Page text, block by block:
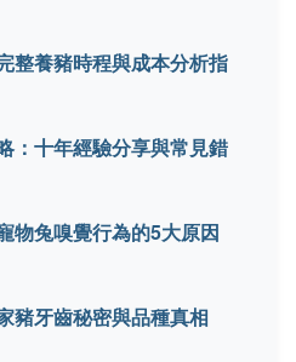
整養豬時程與成本分析指
：十年經驗分享與常見錯
物兔嗅覺行為的5大原因
豬牙齒秘密與品種真相